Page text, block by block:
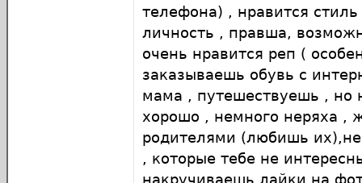
телефона) , нравится
личность , правша,
очень нравится реп (
заказываешь обувь с
мама , путешествуешь , но
хорошо , немного неряха ,
родителями (любишь
, которые тебе не
накручиваешь лайки на